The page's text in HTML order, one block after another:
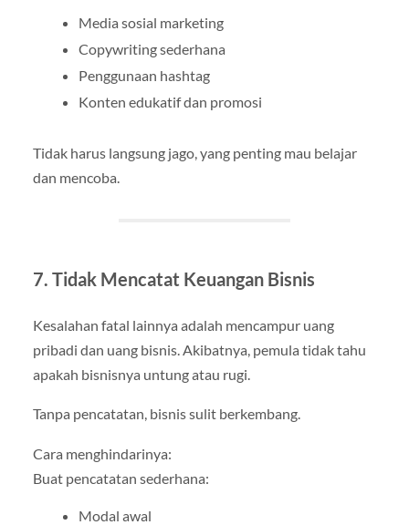
Media sosial marketing
Copywriting sederhana
Penggunaan hashtag
Konten edukatif dan promosi
Tidak harus langsung jago, yang penting mau belajar
dan mencoba.
7. Tidak Mencatat Keuangan Bisnis
Kesalahan fatal lainnya adalah mencampur uang
pribadi dan uang bisnis. Akibatnya, pemula tidak tahu
apakah bisnisnya untung atau rugi.
Tanpa pencatatan, bisnis sulit berkembang.
Cara menghindarinya:
Buat pencatatan sederhana:
Modal awal